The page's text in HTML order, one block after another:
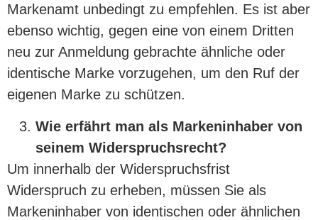
Markenamt unbedingt zu empfehlen. Es ist aber
ebenso wichtig, gegen eine von einem Dritten
neu zur Anmeldung gebrachte ähnliche oder
identische Marke vorzugehen, um den Ruf der
eigenen Marke zu schützen.
Wie erfährt man als Markeninhaber von
seinem Widerspruchsrecht?
Um innerhalb der Widerspruchsfrist
Widerspruch zu erheben, müssen Sie als
Markeninhaber von identischen oder ähnlichen